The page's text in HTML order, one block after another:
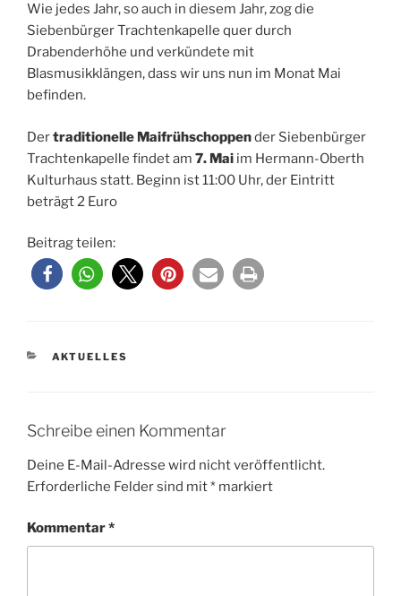
Wie jedes Jahr, so auch in diesem Jahr, zog die
Siebenbürger Trachtenkapelle quer durch
Drabenderhöhe und verkündete mit
Blasmusikklängen, dass wir uns nun im Monat Mai
befinden.
Dertraditionelle Maifrühschoppender Siebenbürger
Trachtenkapelle findet am 7. Mai im Hermann-Oberth
Kulturhaus statt. Beginn ist 11:00 Uhr, der Eintritt
beträgt 2 Euro
Beitrag teilen:
KATEGORIEN
AKTUELLES
Schreibe einen Kommentar
Deine E-Mail-Adresse wird nicht veröffentlicht.
Erforderliche Felder sind mit* markiert
Kommentar*